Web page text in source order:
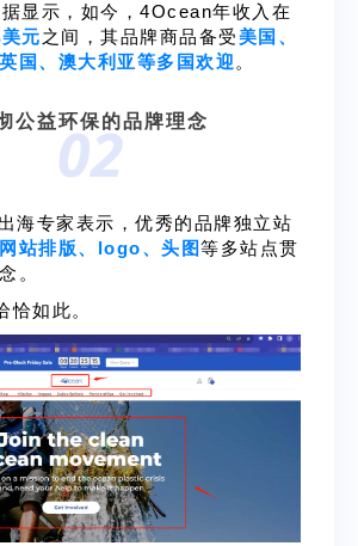
显示，如今，4Ocean年收入在
元之间，其品牌商品备受美国、
国、澳大利亚等多国欢迎 。
02
公益环保的品牌理念
海专家表示，优秀的品牌独立站
站排版、logo、头图等多站点贯
。
恰如此。